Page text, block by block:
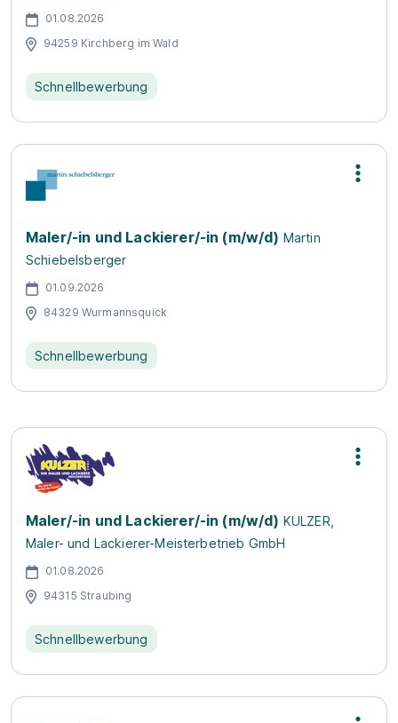
01.08.2026
94259 Kirchberg im Wald
Schnellbewerbung
Maler/-in und Lackierer/-in (m/w/d) Martin
Schiebelsberger
01.09.2026
84329 Wurmannsquick
Schnellbewerbung
Maler/-in und Lackierer/-in (m/w/d) KULZER,
Maler- und Lackierer-Meisterbetrieb GmbH
01.08.2026
94315 Straubing
Schnellbewerbung